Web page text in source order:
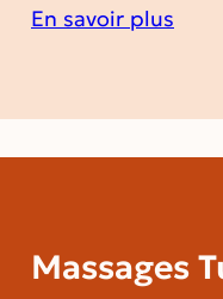
En savoir plus
Massages